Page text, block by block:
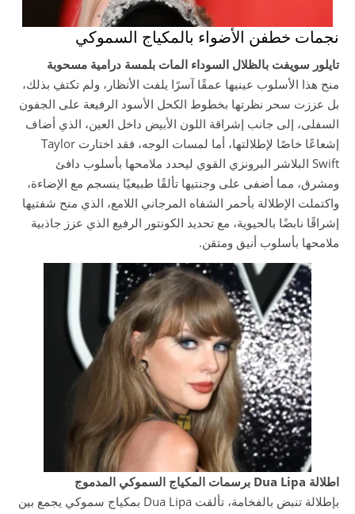
نجمات خطفن الأضواء بالمكياج السموكي
تايلور سويفت بالظلال السوداء المات بلمسة درامية مسحوبة
منح هذا الأسلوب عينيها عمقًا آسرًا يلفت الأنظار، ولم تكتفِ بذلك،
بل عززت سحر نظرتها بخطوط الكحل الأسود الرفيعة على الجفون
السفلى، إلى جانب إشراقة اللون الأبيض داخل العين، الذي أضاف
إشعاعًا خاصًا لإطلالتها، أما لمسات الوجه، فقد اختارت Taylor
Swift البلاشر البرونزي القوي ليحدد ملامحها بأسلوب دافئ
ومشرق، مما أضفى على وجنتيها تألقًا طبيعيًا ينسجم مع الإضاءة،
واكتملت الإطلالة بأحمر الشفاه المرجاني اللامع، الذي منح شفتيها
إشراقًا نابضًا بالحيوية، مع تحديد الكونتور الرفيع الذي عزز جاذبية
ملامحها بأسلوب أنيق ومتقن.
اطلالة Dua Lipa برسمات المكياج السموكي المدموج
بإطلالة تنبض بالفخامة، تألقت Dua Lipa بمكياج سموكي يجمع بين